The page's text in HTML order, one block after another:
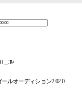
＿39
ルオーディション2 02 0